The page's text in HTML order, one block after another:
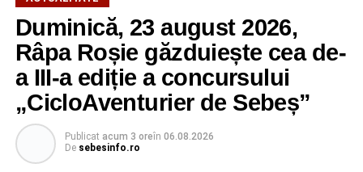
Duminică, 23 august 2026,
Râpa Roșie găzduiește cea de-
a III-a ediție a concursului
„CicloAventurier de Sebeș”
Publicat acum 3 oreîn 06.08.2026
De sebesinfo.ro